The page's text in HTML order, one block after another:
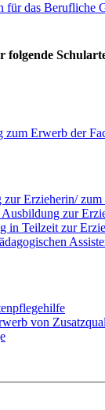
das Berufliche
folgende
Erwerb der
Erzieherin/ zum
zur
in Teilzeit zur
von